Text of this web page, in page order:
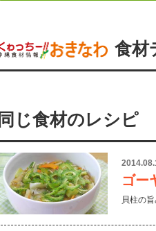
食材
同じ食材のレシピ
ゴー
貝柱の